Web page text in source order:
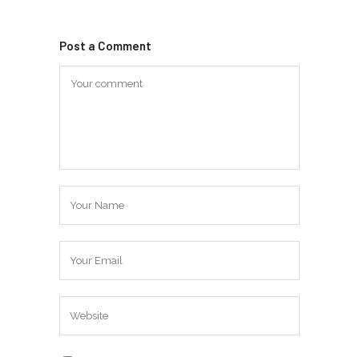
Post a Comment